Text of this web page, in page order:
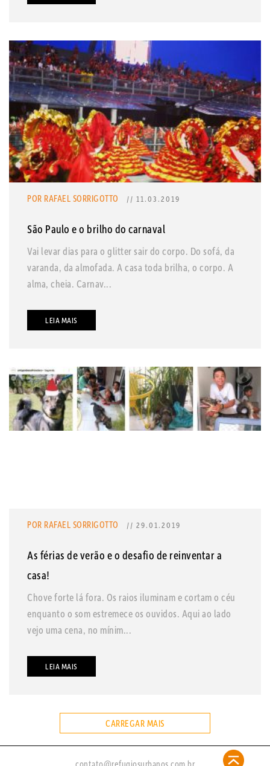
POR RAFAEL SORRIGOTTO // 11.03.2019
São Paulo e o brilho do carnaval
Vai levar dias para o glitter sair do corpo. Do sofá, da
varanda, da almofada. A casa toda brilha, o corpo. A
alma, cheia. Carnav...
LEIA MAIS
POR RAFAEL SORRIGOTTO // 29.01.2019
As férias de verão e o desafio de reinventar a
casa!
Chove forte lá fora. Os raios iluminam e cortam o céu
enquanto o som estremece os ouvidos. Aqui ao lado
vejo uma cena, no mínim...
LEIA MAIS
CARREGAR MAIS